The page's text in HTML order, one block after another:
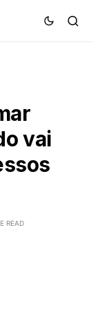
vai
READ